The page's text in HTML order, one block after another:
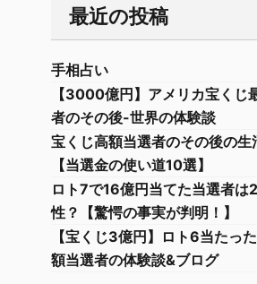
最近の投稿
手相占い
【3000億円】アメリカ宝くじ
者のその後-世界の体験談
宝くじ高額当選者のその後の生
【当選金の使い道10選】
ロト7で16億円当てた当選者は
性？【驚愕の事実が判明！】
【宝くじ3億円】ロト6当たっ
額当選者の体験談&ブログ